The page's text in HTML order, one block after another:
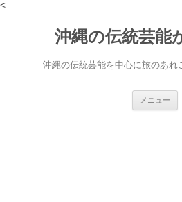
<
沖縄の伝統芸能
沖縄の伝統芸能を中心に旅のあれ
メニュー